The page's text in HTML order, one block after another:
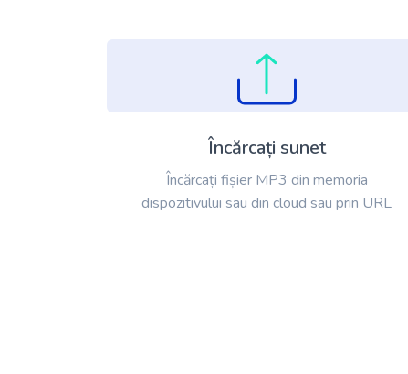
Încărcați sunet
Încărcați fișier MP3 din memoria
dispozitivului sau din cloud sau prin URL